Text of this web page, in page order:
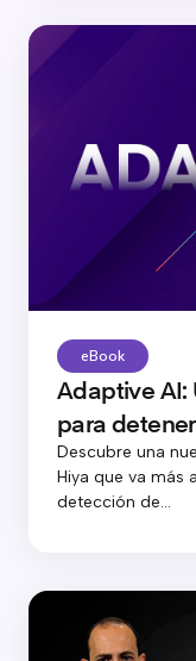
eBook
Adaptive AI:
para
Descubre una
Hiya que va más
detección de...